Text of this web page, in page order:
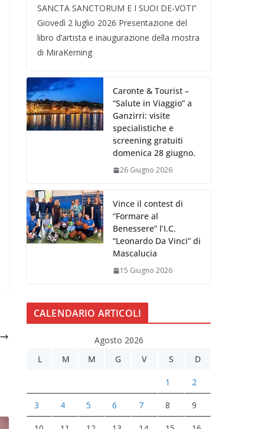
SANCTA SANCTORUM E I SUOI DE-VOTI”
Giovedì 2 luglio 2026 Presentazione del
libro d’artista e inaugurazione della mostra
di MiraKerning
Caronte & Tourist –
“Salute in Viaggio” a
Ganzirri: visite
specialistiche e
screening gratuiti
domenica 28 giugno.
26 Giugno 2026
Vince il contest di
“Formare al
Benessere” l’I.C.
“Leonardo Da Vinci” di
Mascalucia
15 Giugno 2026
CALENDARIO ARTICOLI
Agosto 2026
L
M M G V S D
1 2
3 4 5 6 7 8 9